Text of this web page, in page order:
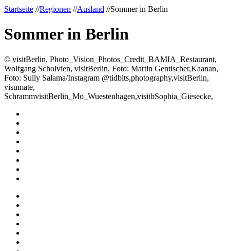
Startseite //Regionen //Ausland //Sommer in Berlin
Sommer in Berlin
© visitBerlin, Photo_Vision_Photos_Credit_BAMIA_Restaurant,
Wolfgang Scholvien, visitBerlin, Foto: Martin Gentischer,Kaanan,
Foto: Sully Salama/Instagram @tidbits,photography,visitBerlin,
visumate,
SchrammvisitBerlin_Mo_Wuestenhagen,visitbSophia_Giesecke,